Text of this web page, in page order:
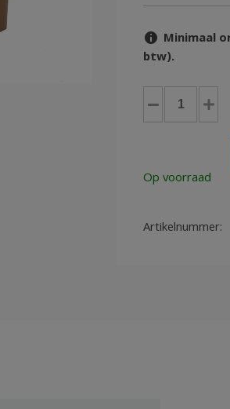
Minimaal
btw).
Palletdoos
40x60x30cm
4mm
(25st)
Op voorraad
Artikelnummer: